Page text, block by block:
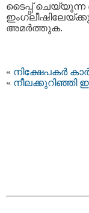
ടൈപ്പ്‌ ചെയ്യുന്ന
അമര്‍ത്തുക.
« നിക്ഷേപകർ
«